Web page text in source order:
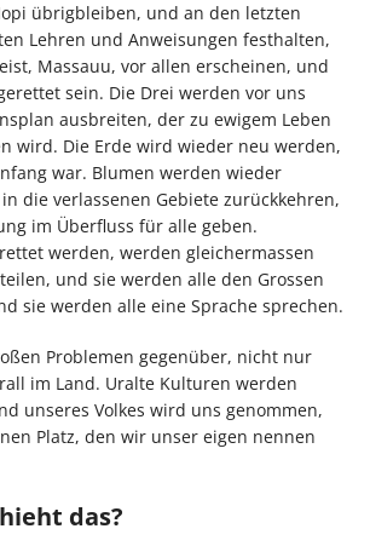
übrigbleiben, und an den letzten
Lehren und Anweisungen festhalten,
Massauu, vor allen erscheinen, und
sein. Die Drei werden vor uns
ausbreiten, der zu ewigem Leben
wird. Die Erde wird wieder neu werden,
war. Blumen werden wieder
die verlassenen Gebiete zurückkehren,
im Überfluss für alle geben.
werden, werden gleichermassen
und sie werden alle den Grossen
sie werden alle eine Sprache sprechen.
Problemen gegenüber, nicht nur
im Land. Uralte Kulturen werden
unseres Volkes wird uns genommen,
Platz, den wir unser eigen nennen
das?